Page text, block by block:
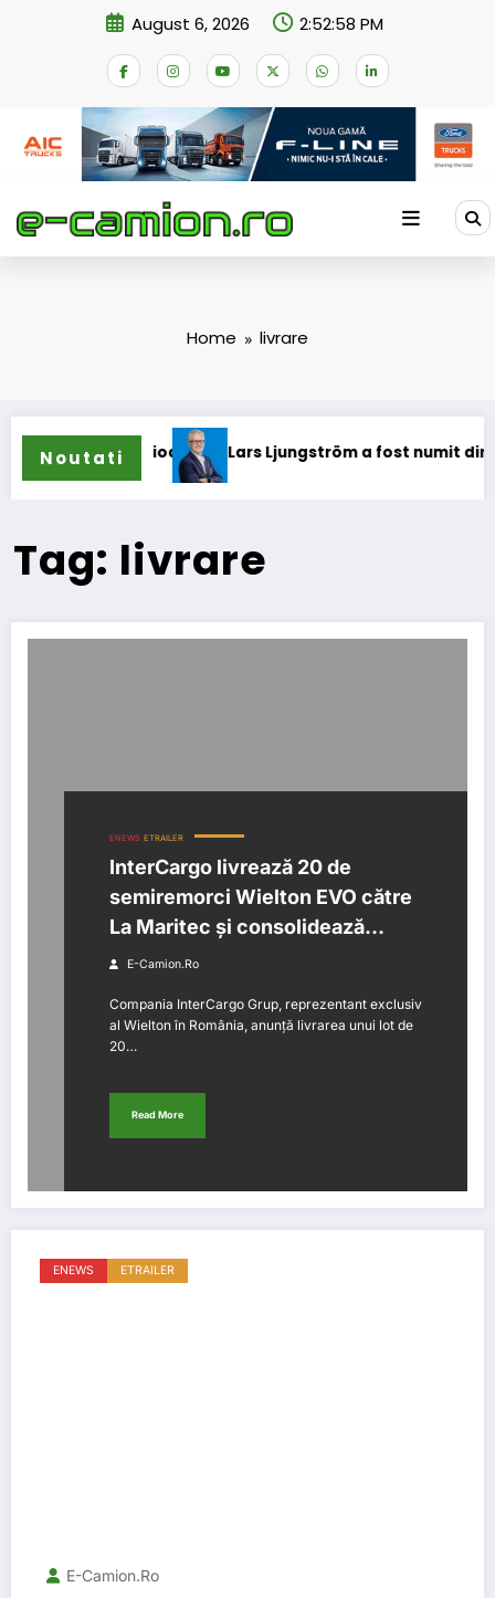
August 6, 2026 2:52:59 PM
Home livrare
Noutati
Lars Ljungström a fost numit director general (CFO)
Tag: livrare
ENEWS ETRAILER
InterCargo livrează 20 de
semiremorci Wielton EVO către
La Maritec și consolidează
parteneriatul pe termen lung
E-Camion.ro
Compania InterCargo Grup, reprezentant exclusiv
al Wielton în România, anunță livrarea unui lot de
20…
Read More
ENEWS ETRAILER
E-Camion.ro